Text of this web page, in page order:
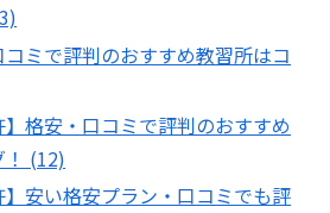
ミで評判のおすすめ教習所はコ
】格安・口コミで評判のおすすめ
！ (12)
】安い格安プラン・口コミでも評